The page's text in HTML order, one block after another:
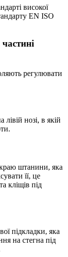
високої
EN ISO
регулювати
нозі, в якій
краю штанини, яка
її, це
кліщів під
підкладки, яка
на стегна під